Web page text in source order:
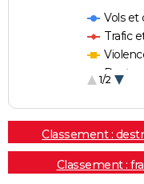
Vols et
Trafic
1/2
Classement :
Classement :